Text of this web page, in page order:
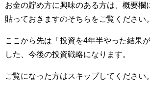
お金の貯め方に興味のある方は、概要欄
貼っておきますのそちらをご覧ください。
ここから先は「投資を4年半やった結果
した、今後の投資戦略になります。
ご覧になった方はスキップしてください。